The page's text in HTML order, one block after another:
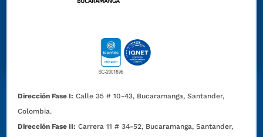
Dirección Fase I: Calle 35 # 10-43, Bucaramanga, Santander,
Colombia.
Dirección Fase II: Carrera 11 # 34-52, Bucaramanga, Santander,